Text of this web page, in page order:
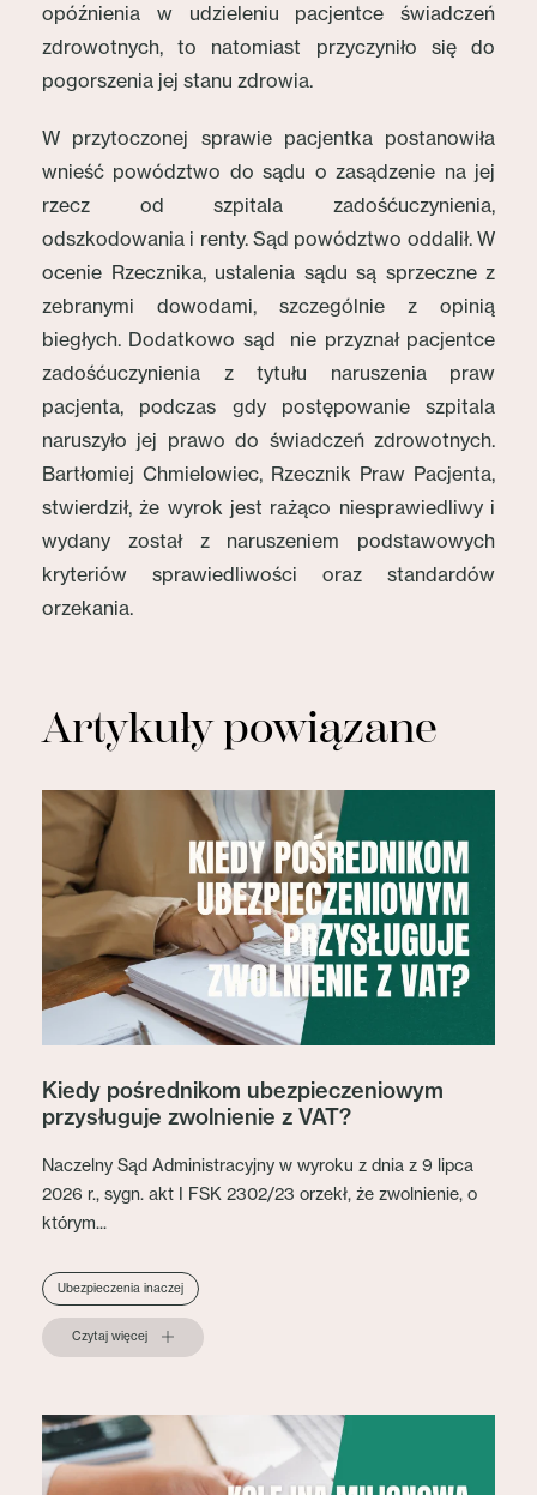
opóźnienia w udzieleniu pacjentce świadczeń
zdrowotnych, to natomiast przyczyniło się do
pogorszenia jej stanu zdrowia.
W przytoczonej sprawie pacjentka postanowiła
wnieść powództwo do sądu o zasądzenie na jej
rzecz od szpitala zadośćuczynienia,
odszkodowania i renty. Sąd powództwo oddalił. W
ocenie Rzecznika, ustalenia sądu są sprzeczne z
zebranymi dowodami, szczególnie z opinią
biegłych. Dodatkowo sąd nie przyznał pacjentce
zadośćuczynienia z tytułu naruszenia praw
pacjenta, podczas gdy postępowanie szpitala
naruszyło jej prawo do świadczeń zdrowotnych.
Bartłomiej Chmielowiec, Rzecznik Praw Pacjenta,
stwierdził, że wyrok jest rażąco niesprawiedliwy i
wydany został z naruszeniem podstawowych
kryteriów sprawiedliwości oraz standardów
orzekania.
Artykuły powiązane
Kiedy pośrednikom ubezpieczeniowym
przysługuje zwolnienie z VAT?
Naczelny Sąd Administracyjny w wyroku z dnia z 9 lipca
2026 r., sygn. akt I FSK 2302/23 orzekł, że zwolnienie, o
którym...
Ubezpieczenia inaczej
Czytaj więcej